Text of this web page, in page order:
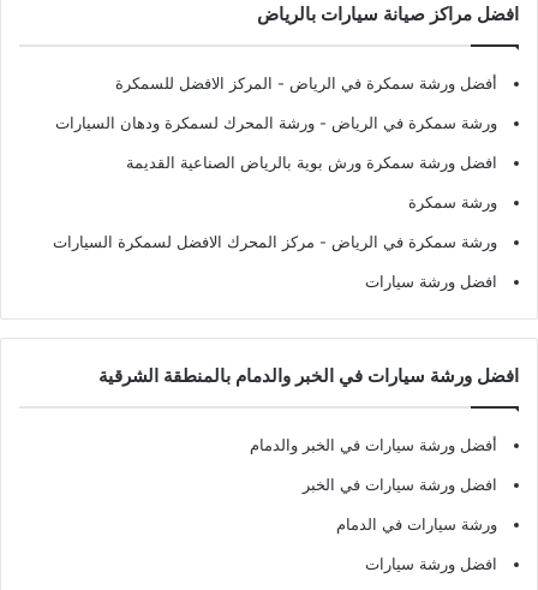
افضل مراكز صيانة سيارات بالرياض
أفضل ورشة سمكرة في الرياض - المركز الافضل للسمكرة
ورشة سمكرة في الرياض - ورشة المحرك لسمكرة ودهان السيارات
افضل ورشة سمكرة ورش بوية بالرياض الصناعية القديمة
ورشة سمكرة
ورشة سمكرة في الرياض - مركز المحرك الافضل لسمكرة السيارات
افضل ورشة سيارات
افضل ورشة سيارات في الخبر والدمام بالمنطقة الشرقية
أفضل ورشة سيارات في الخبر والدمام
افضل ورشة سيارات في الخبر
ورشة سيارات في الدمام
افضل ورشة سيارات